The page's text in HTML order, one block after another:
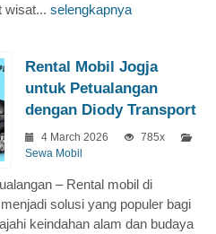
wisat... selengkapnya
Rental Mobil Jogja
untuk Petualangan
dengan Diody Transport
4 March 2026
785x
Sewa Mobil
– Rental mobil di
solusi yang populer bagi
keindahan alam dan budaya